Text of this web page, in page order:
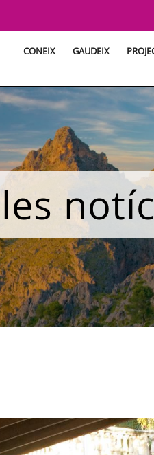
CONEIX GAUDEIX